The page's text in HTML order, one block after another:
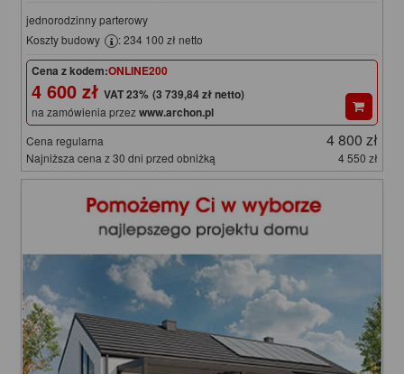
jednorodzinny parterowy
Koszty budowy
: 234 100 zł netto
Cena z kodem:ONLINE200
4 600 zł (3 739,84 zł netto)
na zamówienia przezwww.archon.pl
Cena regularna 4 800 zł
Najniższa cena z 30 dni przed obniżką 4 550 zł